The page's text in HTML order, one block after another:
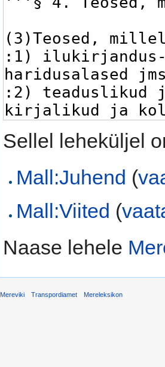
Sellel leheküljel
Mall:Juhend (
Mall:Viited (
Naase lehele
Mereviki Transpordiamet Mereleksikon